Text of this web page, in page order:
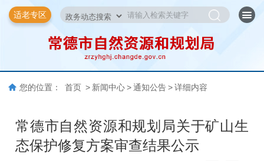
适老专区
您的位置： 首页 > 新闻中心 > 通知公告 > 详细内容
常德市自然资源和规划局关于矿山生
态保护修复方案审查结果公示